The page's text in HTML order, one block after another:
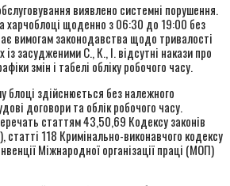
виявлено системні порушення.
щоденно з 06:30 до 19:00 без
вимогам законодавства щодо тривалості
засудженими С., К., І. відсутні накази про
змін і табелі обліку робочого часу.
блоці здійснюється без належного
договори та облік робочого часу.
статтям 43,50,69 Кодексу законів
118 Кримінально-виконавчого кодексу
Міжнародної організації праці (МОП)